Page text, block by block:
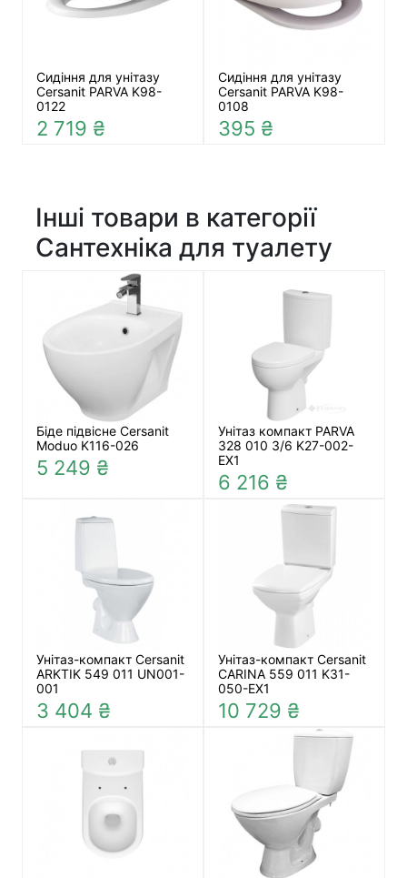
Сидіння для унітазу
Cersanit PARVA K98-
0122
2 719 ₴
Сидіння для унітазу
Cersanit PARVA K98-
0108
395 ₴
Інші товари в категорії
Сантехніка для туалету
Біде підвісне Cersanit
Moduo K116-026
5 249 ₴
Унітаз компакт PARVA
328 010 3/6 K27-002-
EX1
6 216 ₴
Унітаз-компакт Cersanit
ARKTIK 549 011 UN001-
001
3 404 ₴
Унітаз-компакт Cersanit
CARINA 559 011 K31-
050-EX1
10 729 ₴